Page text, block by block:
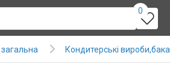
0
загальна Кондитерські